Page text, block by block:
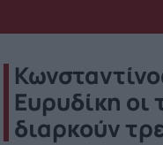
Ευρυδίκη οι
διαρκούν